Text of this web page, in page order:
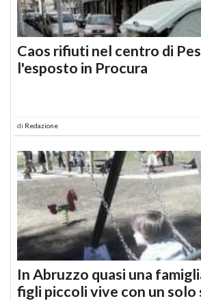
Caos rifiuti nel centro di
l'esposto in Procura
di Redazione
In Abruzzo quasi una
figli piccoli vive con un solo